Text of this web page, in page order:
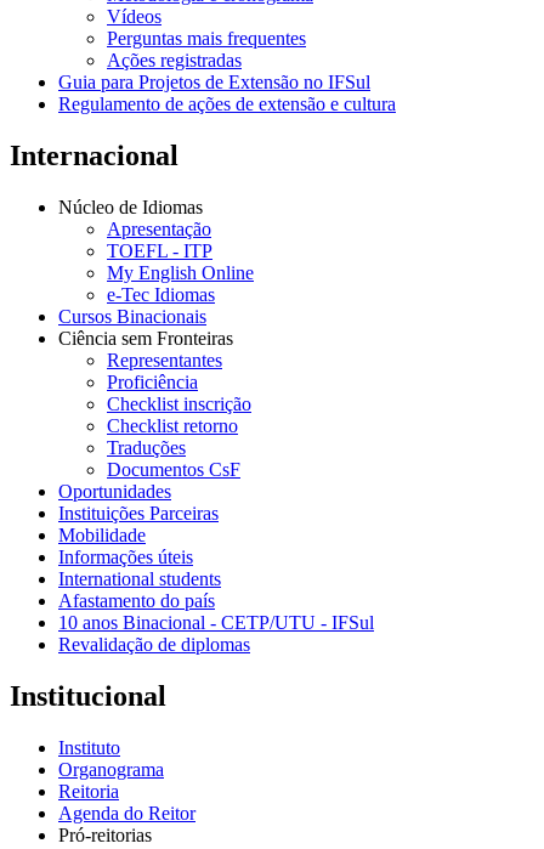
Vídeos
Perguntas mais frequentes
Ações registradas
Guia para Projetos de Extensão no IFSul
Regulamento de ações de extensão e cultura
Internacional
Núcleo de Idiomas
Apresentação
TOEFL - ITP
My English Online
e-Tec Idiomas
Cursos Binacionais
Ciência sem Fronteiras
Representantes
Proficiência
Checklist inscrição
Checklist retorno
Traduções
Documentos CsF
Oportunidades
Instituições Parceiras
Mobilidade
Informações úteis
International students
Afastamento do país
10 anos Binacional - CETP/UTU - IFSul
Revalidação de diplomas
Institucional
Instituto
Organograma
Reitoria
Agenda do Reitor
Pró-reitorias